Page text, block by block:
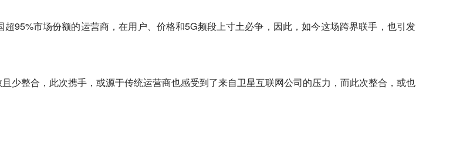
95%市场份额的运营商，在用户、价格和5G频段上寸土必争，因此，如今这场跨界联手，也引发
少整合，此次携手，或源于传统运营商也感受到了来自卫星互联网公司的压力，而此次整合，或也